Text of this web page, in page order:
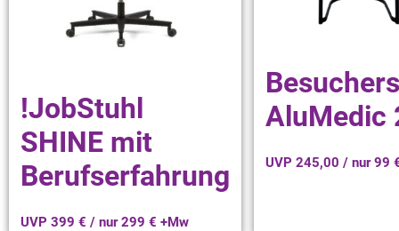
!JobStuhl
SHINE mit
Berufserfahrung
UVP 399 € / nur 299 € +Mw
AluMedic
UVP 245,00 / nur 99